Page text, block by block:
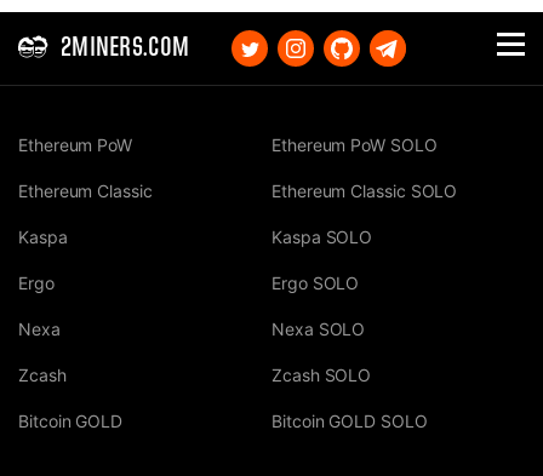
2MINERS.COM
Ethereum PoW
Ethereum Classic
Kaspa
Ergo
Nexa
Zcash
Bitcoin GOLD
Ethereum PoW SOLO
Ethereum Classic SOLO
Kaspa SOLO
Ergo SOLO
Nexa SOLO
Zcash SOLO
Bitcoin GOLD SOLO